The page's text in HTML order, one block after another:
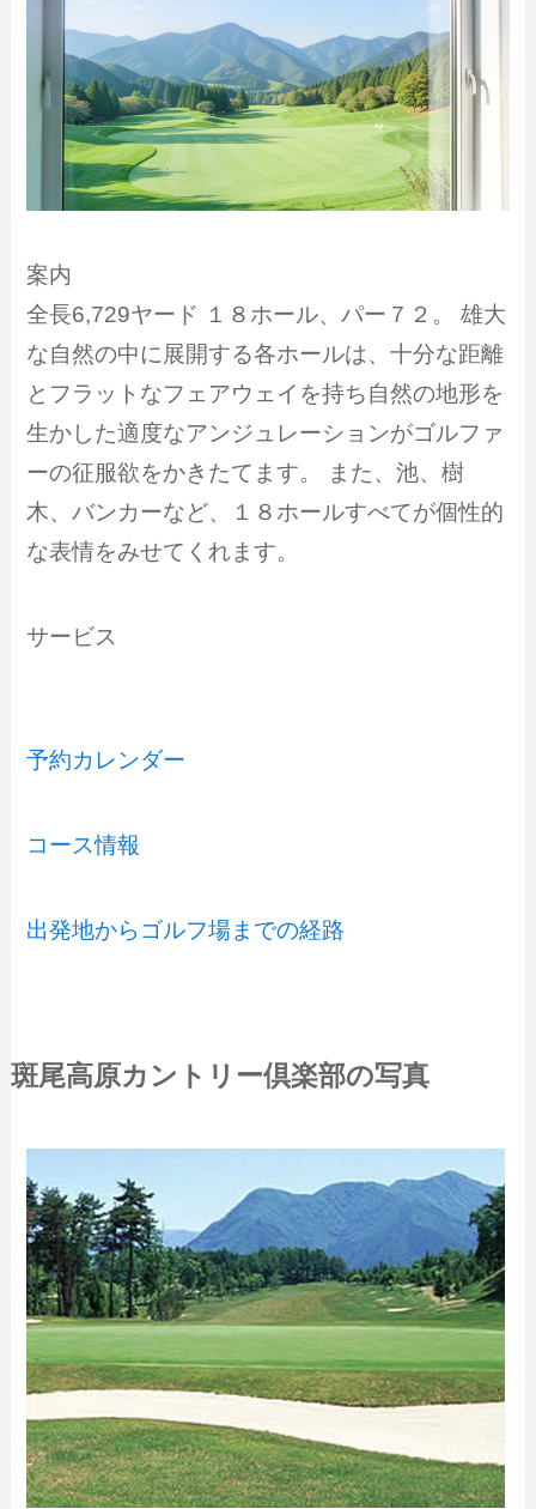
案内
全長6,729ヤード １８ホール、パー７２。 雄大
な自然の中に展開する各ホールは、十分な距離
とフラットなフェアウェイを持ち自然の地形を
生かした適度なアンジュレーションがゴルファ
ーの征服欲をかきたてます。 また、池、樹
木、バンカーなど、１８ホールすべてが個性的
な表情をみせてくれます。
サービス
予約カレンダー
コース情報
出発地からゴルフ場までの経路
斑尾高原カントリー倶楽部の写真